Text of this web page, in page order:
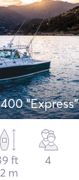
"Express"
ft
m
4